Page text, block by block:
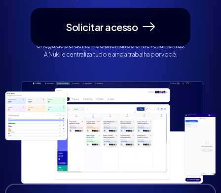
Solicitar acesso
Chega de perder tempo alternando entre ferramentas.
A Nuklie centraliza tudo e ainda trabalha por você.